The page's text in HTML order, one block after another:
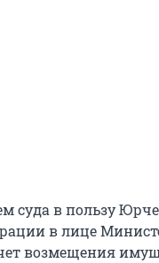
суда в пользу
в лице
возмещения